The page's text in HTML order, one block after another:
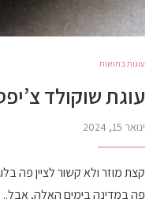
עוגות בחושות
עוגת שוקולד
ינואר 15, 2024
קצת מוזר ולא קשור לציין פה
פה במדינה בימים האלה, אבל..